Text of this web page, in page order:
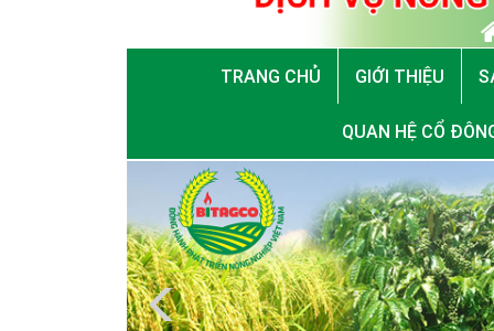
TRANG CHỦ GIỚI THIỆU
QUAN HỆ CỔ